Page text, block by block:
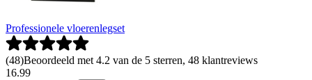
Professionele vloerenlegset
(48)Beoordeeld met 4.2 van de 5 sterren, 48 klantreviews
16.99